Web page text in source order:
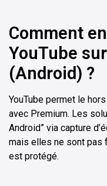
Comment
YouTube
(Android) ?
YouTube permet le
avec Premium. Les
Android” via capture
mais elles ne sont pas
est protégé.